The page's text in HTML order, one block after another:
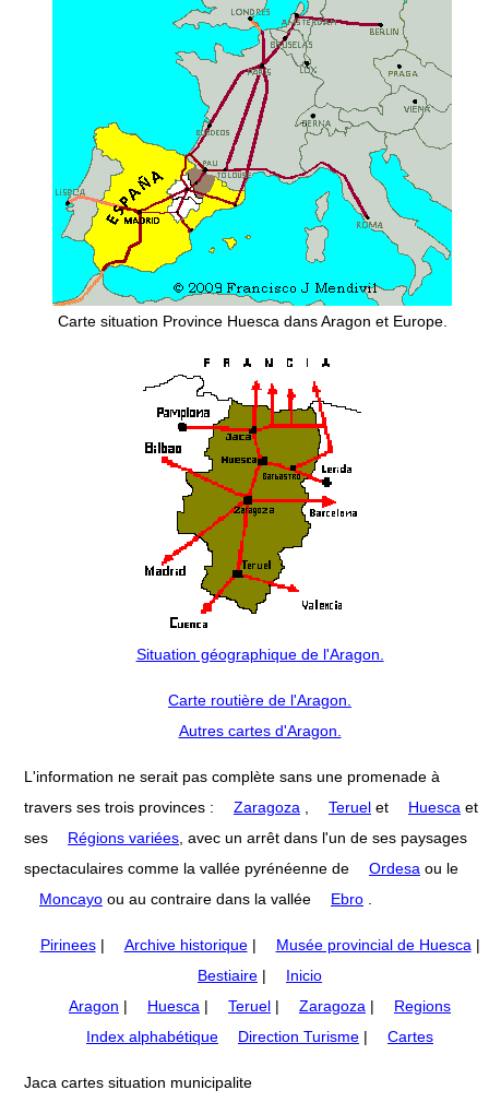
Carte situation Province Huesca dans Aragon et Europe.
Situation géographique de l'Aragon.
Carte routière de l'Aragon.
Autres cartes d'Aragon.
L'information ne serait pas complète sans une promenade à
travers ses trois provinces :
Zaragoza Teruel et Huesca et
ses
Régions variées , avec un arrêt dans l'un de ses paysages
spectaculaires comme la vallée pyrénéenne de
Ordesa ou le
Moncayo ou au contraire dans la vallée Ebro
Pirinees| Archive historique| Musée provincial de Huesca |
Bestiaire |
Inicio
Aragon | Huesca | Teruel | Zaragoza |
Regions
Index alphabétique
Direction Turisme | Cartes
Jaca cartes situation municipalite